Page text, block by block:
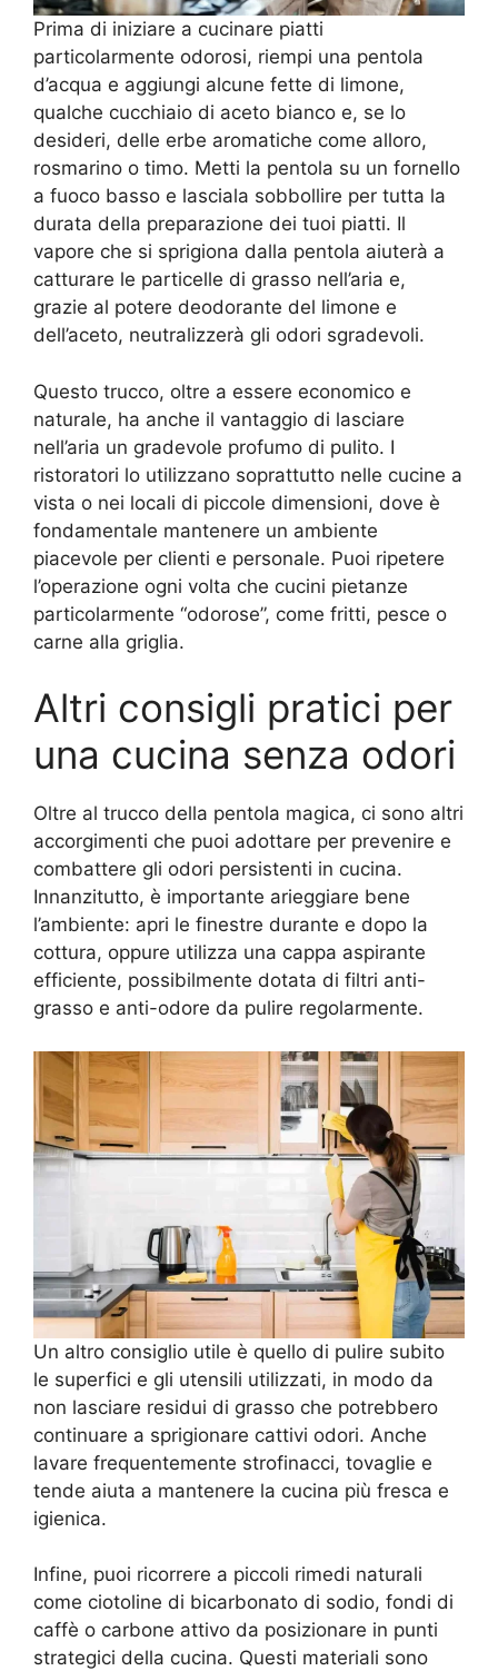
Prima di iniziare a cucinare piatti
particolarmente odorosi, riempi una pentola
d’acqua e aggiungi alcune fette di limone,
qualche cucchiaio di aceto bianco e, se lo
desideri, delle erbe aromatiche come alloro,
rosmarino o timo. Metti la pentola su un fornello
a fuoco basso e lasciala sobbollire per tutta la
durata della preparazione dei tuoi piatti. Il
vapore che si sprigiona dalla pentola aiuterà a
catturare le particelle di grasso nell’aria e,
grazie al potere deodorante del limone e
dell’aceto, neutralizzerà gli odori sgradevoli.
Questo trucco, oltre a essere economico e
naturale, ha anche il vantaggio di lasciare
nell’aria un gradevole profumo di pulito. I
ristoratori lo utilizzano soprattutto nelle cucine a
vista o nei locali di piccole dimensioni, dove è
fondamentale mantenere un ambiente
piacevole per clienti e personale. Puoi ripetere
l’operazione ogni volta che cucini pietanze
particolarmente “odorose”, come fritti, pesce o
carne alla griglia.
Altri consigli pratici per
una cucina senza odori
Oltre al trucco della pentola magica, ci sono altri
accorgimenti che puoi adottare per prevenire e
combattere gli odori persistenti in cucina.
Innanzitutto, è importante arieggiare bene
l’ambiente: apri le finestre durante e dopo la
cottura, oppure utilizza una cappa aspirante
efficiente, possibilmente dotata di filtri anti-
grasso e anti-odore da pulire regolarmente.
Un altro consiglio utile è quello di pulire subito
le superfici e gli utensili utilizzati, in modo da
non lasciare residui di grasso che potrebbero
continuare a sprigionare cattivi odori. Anche
lavare frequentemente strofinacci, tovaglie e
tende aiuta a mantenere la cucina più fresca e
igienica.
Infine, puoi ricorrere a piccoli rimedi naturali
come ciotoline di bicarbonato di sodio, fondi di
caffè o carbone attivo da posizionare in punti
strategici della cucina. Questi materiali sono